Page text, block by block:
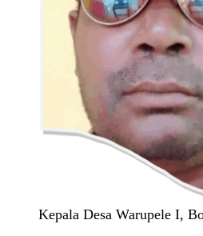
Kepala Desa Warupele I,